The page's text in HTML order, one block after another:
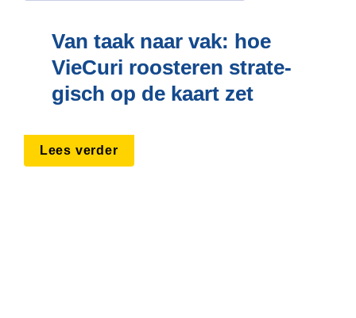
Van taak naar vak: hoe
VieCuri roosteren strate­
gisch op de kaart zet
Lees verder